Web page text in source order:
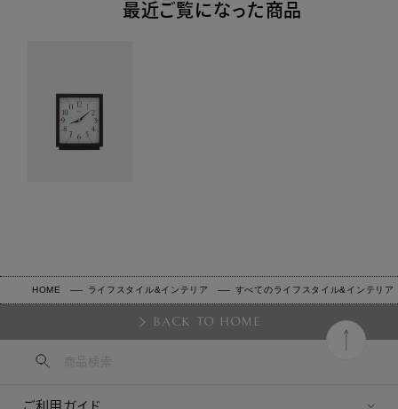
最近ご覧になった商品
HOME ライフスタイル&インテリア すべてのライフスタイル&インテリア
BACK TO HOME
ご利用ガイド